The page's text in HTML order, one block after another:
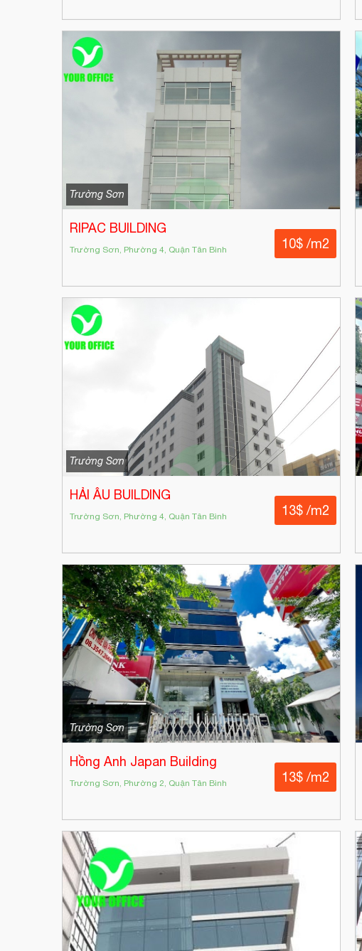
Trường Sơn
RIPAC BUILDING
Trường Sơn, Phường 4, Quận Tân Bình 10$ /m2
Trường Sơn
HẢI ÂU BUILDING
Trường Sơn, Phường 4, Quận Tân Bình 13$ /m2
Trường Sơn
Hồng Anh Japan Building
Trường Sơn, Phường 2, Quận Tân Bình 13$ /m2